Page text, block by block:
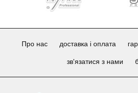
Про нас доставка і оплата
зв'язатися з нами